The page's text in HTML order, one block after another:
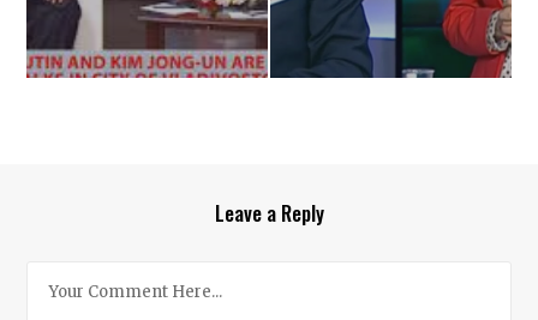
Leave a Reply